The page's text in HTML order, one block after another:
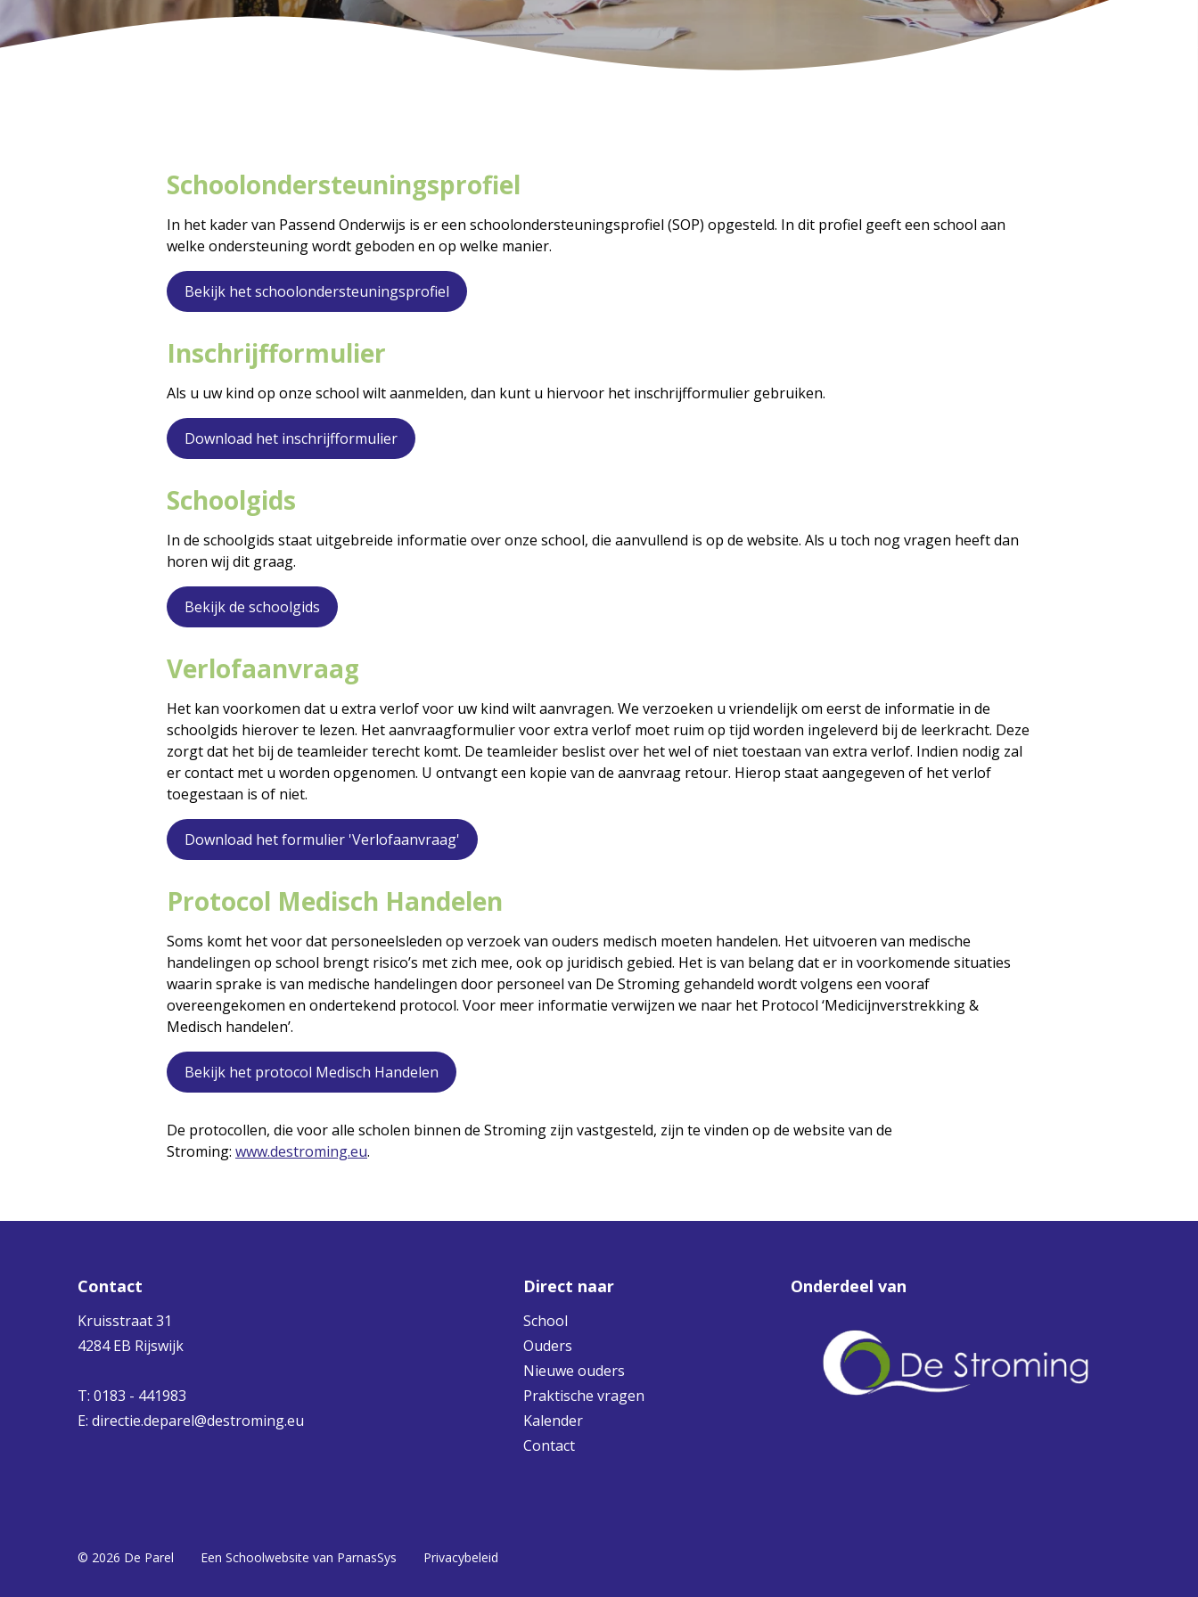
Schoolondersteuningsprofiel
In het kader van Passend Onderwijs is er een schoolondersteuningsprofiel (SOP) opgesteld. In dit profiel geeft een school aan
welke ondersteuning wordt geboden en op welke manier.
Bekijk het schoolondersteuningsprofiel
Inschrijfformulier
Als u uw kind op onze school wilt aanmelden, dan kunt u hiervoor het inschrijfformulier gebruiken.
Download het inschrijfformulier
Schoolgids
In de schoolgids staat uitgebreide informatie over onze school, die aanvullend is op de website. Als u toch nog vragen heeft dan
horen wij dit graag.
Bekijk de schoolgids
Verlofaanvraag
Het kan voorkomen dat u extra verlof voor uw kind wilt aanvragen. We verzoeken u vriendelijk om eerst de informatie in de
schoolgids hierover te lezen. Het aanvraagformulier voor extra verlof moet ruim op tijd worden ingeleverd bij de leerkracht. Deze
zorgt dat het bij de teamleider terecht komt. De teamleider beslist over het wel of niet toestaan van extra verlof. Indien nodig zal
er contact met u worden opgenomen. U ontvangt een kopie van de aanvraag retour. Hierop staat aangegeven of het verlof
toegestaan is of niet.
Download het formulier 'Verlofaanvraag'
Protocol Medisch Handelen
Soms komt het voor dat personeelsleden op verzoek van ouders medisch moeten handelen. Het uitvoeren van medische
handelingen op school brengt risico’s met zich mee, ook op juridisch gebied. Het is van belang dat er in voorkomende situaties
waarin sprake is van medische handelingen door personeel van De Stroming gehandeld wordt volgens een vooraf
overeengekomen en ondertekend protocol. Voor meer informatie verwijzen we naar het Protocol ‘Medicijnverstrekking &
Medisch handelen’.
Bekijk het protocol Medisch Handelen
De protocollen, die voor alle scholen binnen de Stroming zijn vastgesteld, zijn te vinden op de website van de
Stroming: www.destroming.eu.
Contact
Kruisstraat 31
4284 EB Rijswijk
T: 0183 - 441983
E: directie.deparel@destroming.eu
Direct naar
School
Ouders
Nieuwe ouders
Praktische vragen
Kalender
Contact
Onderdeel van
© 2026 De Parel Een Schoolwebsite van ParnasSys Privacybeleid